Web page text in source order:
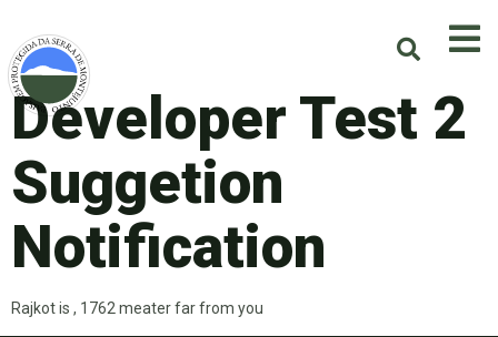
Developer Test 2
Suggetion
Notification
Rajkot is , 1762 meater far from you